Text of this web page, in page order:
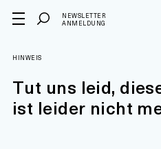
NEWSLETTER
ANMELDUNG
HINWEIS
Tut uns leid,
ist leider nicht